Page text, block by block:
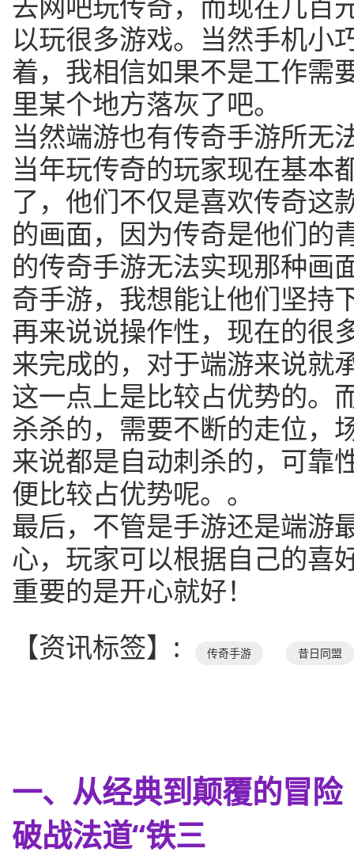
以玩很多游戏。当然手机小
着，我相信如果不是工作需
里某个地方落灰了吧。
当然端游也有传奇手游所无
当年玩传奇的玩家现在基本
了，他们不仅是喜欢传奇这
的画面，因为传奇是他们的
的传奇手游无法实现那种画
奇手游，我想能让他们坚持
再来说说操作性，现在的很
来完成的，对于端游来说就
这一点上是比较占优势的。
杀杀的，需要不断的走位，
来说都是自动刺杀的，可靠
便比较占优势呢。。
最后，不管是手游还是端游
心，玩家可以根据自己的喜
重要的是开心就好！
【资讯标签】:
传奇手游 昔日同盟
一、从经典到颠覆的冒
破战法道“铁三